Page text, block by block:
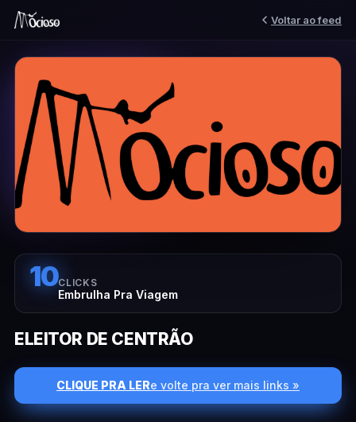
Voltar ao feed
10CLICKS
Embrulha Pra Viagem
ELEITOR DE CENTRÃO
CLIQUE PRA LERe volte pra ver mais links »